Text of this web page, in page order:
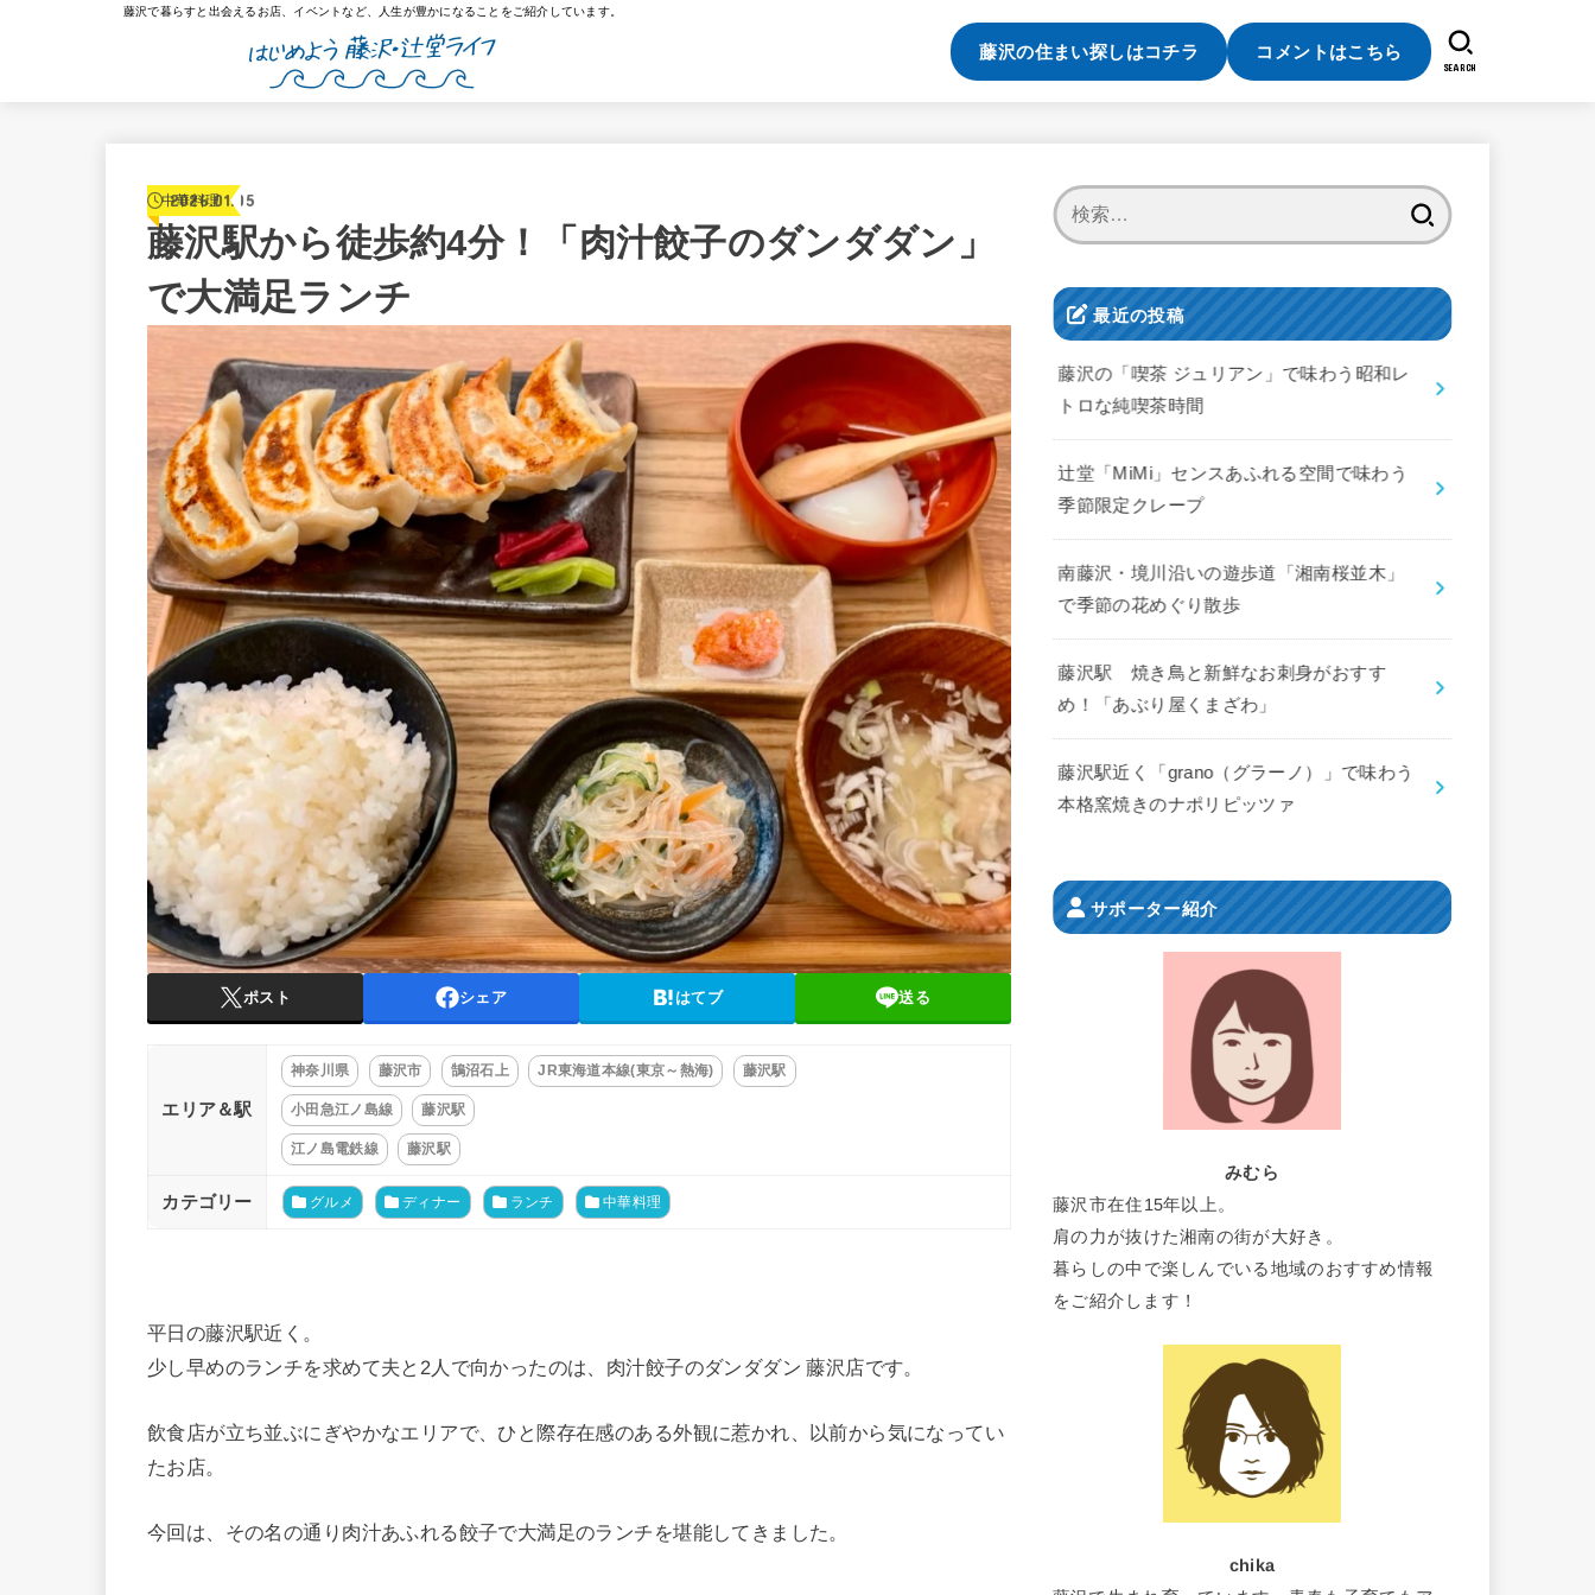
藤沢で暮らすと出会えるお店、イベントなど、人生が豊かになることをご紹介しています。
藤沢の住まい探しはコチラ コメントはこちら
SEARCH
中華料理
2026.01.05
藤沢駅から徒歩約4分！「肉汁餃子のダンダダン」
で大満足ランチ
ポスト シェア はてブ 送る
エリア＆駅
神奈川県 藤沢市 鵠沼石上 JR東海道本線(東京～熱海) 藤沢駅
小田急江ノ島線 藤沢駅
江ノ島電鉄線 藤沢駅
カテゴリー グルメ ディナー ランチ 中華料理
平日の藤沢駅近く。
少し早めのランチを求めて夫と2人で向かったのは、肉汁餃子のダンダダン 藤沢店です。
飲食店が立ち並ぶにぎやかなエリアで、ひと際存在感のある外観に惹かれ、以前から気になってい
たお店。
今回は、その名の通り肉汁あふれる餃子で大満足のランチを堪能してきました。
最近の投稿
藤沢の「喫茶 ジュリアン」で味わう昭和レ
トロな純喫茶時間
辻堂「MiMi」センスあふれる空間で味わう
季節限定クレープ
南藤沢・境川沿いの遊歩道「湘南桜並木」
で季節の花めぐり散歩
藤沢駅 焼き鳥と新鮮なお刺身がおすす
め！「あぶり屋くまざわ」
藤沢駅近く「grano（グラーノ）」で味わう
本格窯焼きのナポリピッツァ
サポーター紹介
みむら
藤沢市在住15年以上。
肩の力が抜けた湘南の街が大好き。
暮らしの中で楽しんでいる地域のおすすめ情報
をご紹介します！
chika